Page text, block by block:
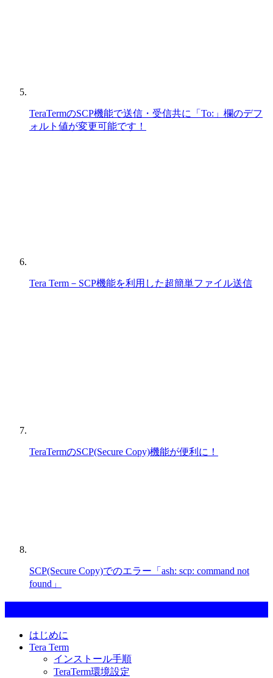
TeraTermのSCP機能で送信・受信共に「To:」欄のデフ
ォルト値が変更可能です！
Tera Term－SCP機能を利用した超簡単ファイル送信
TeraTermのSCP(Secure Copy)機能が便利に！
SCP(Secure Copy)でのエラー「ash: scp: command not
found」
はじめに
Tera Term
インストール手順
TeraTerm環境設定